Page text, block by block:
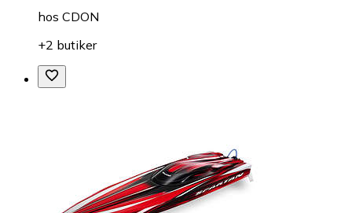
hos CDON
+2 butiker